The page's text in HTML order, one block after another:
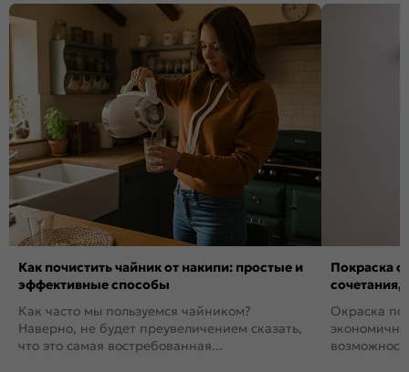
Как почистить чайник от накипи: простые и
эффективные способы
Как часто мы пользуемся чайником?
Наверно, не будет преувеличением сказать,
что это самая востребованная...
Покраска
сочетания,
Окраска